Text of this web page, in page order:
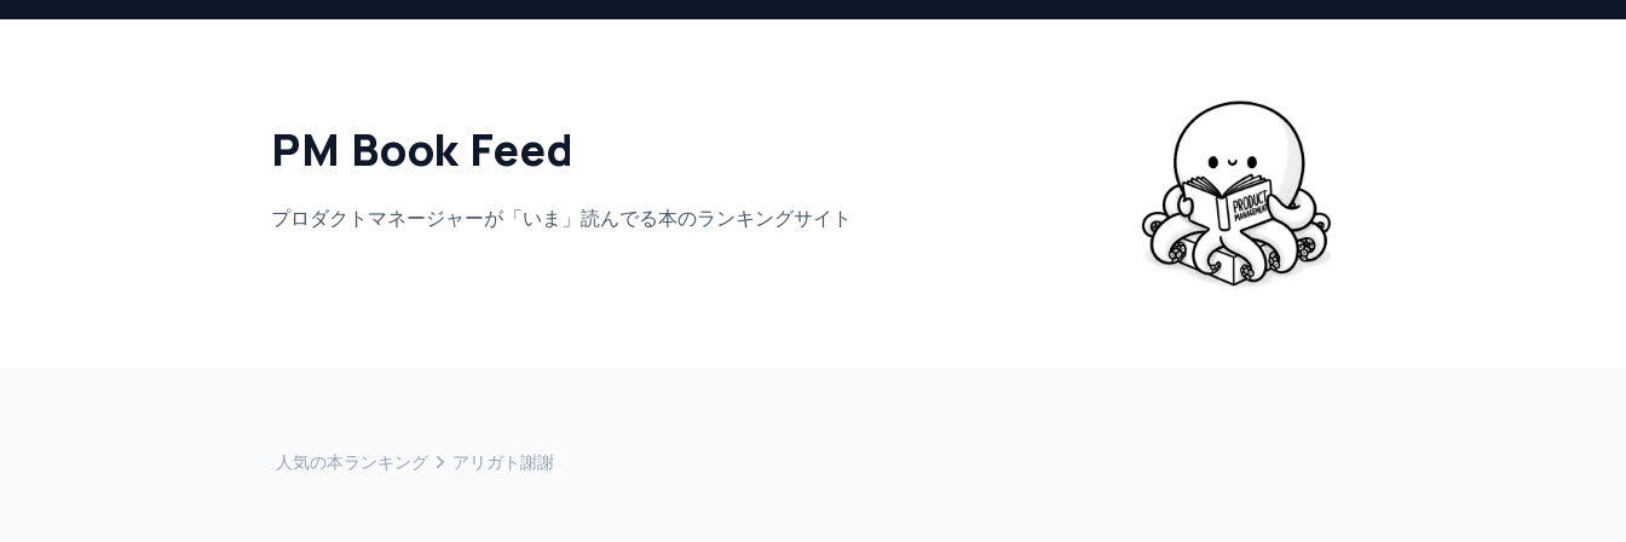
PM Book Feed
プロダクトマネージャーが「いま」 読んでる本のランキングサイト
人気の本ランキング アリガト謝謝